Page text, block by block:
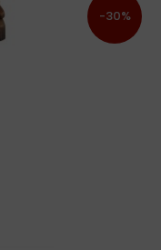
-30%